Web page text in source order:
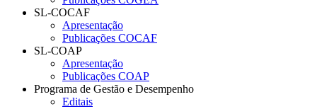
SL-COCAF
Apresentação
Publicações COCAF
SL-COAP
Apresentação
Publicações COAP
Programa de Gestão e Desempenho
Editais